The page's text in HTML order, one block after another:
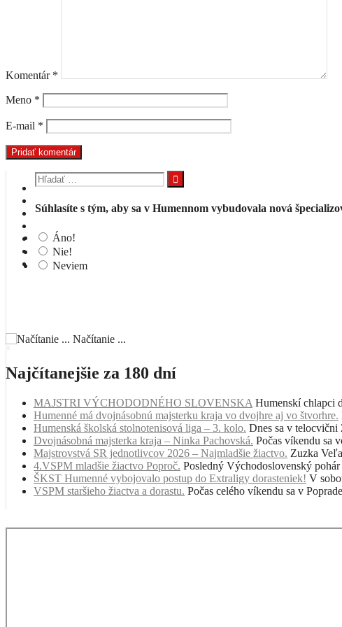
Komentár *
Meno *
E-mail *
Hľadať:
Súhlasíte s tým, aby sa v Humennom vybudovala nová
Áno!
Nie!
Neviem
Načítanie ...
Najčítanejšie za 180 dní
MAJSTRI VÝCHODODNÉHO SLOVENSKA Humenskí chlapci
Humenné má dvojnásobnú majsterku kraja vo dvojhre aj vo štvorhre.
Humenská školská stolnotenisová liga – 3. kolo. Dnes sa v
Dvojnásobná majsterka kraja – Ninka Pachovská. Počas víkendu sa
Majstrovstvá SR jednotlivcov 2026 – Najmladšie žiactvo. Zuzka
4.VSPM mladšie žiactvo Poproč. Posledný Východoslovenský
ŠKST Humenné vybojovalo postup do Extraligy dorasteniek! V
VSPM staršieho žiactva a dorastu. Počas celého víkendu sa v